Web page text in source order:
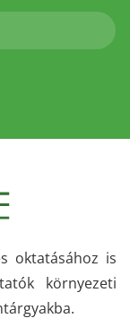
oktatásához is
környezeti